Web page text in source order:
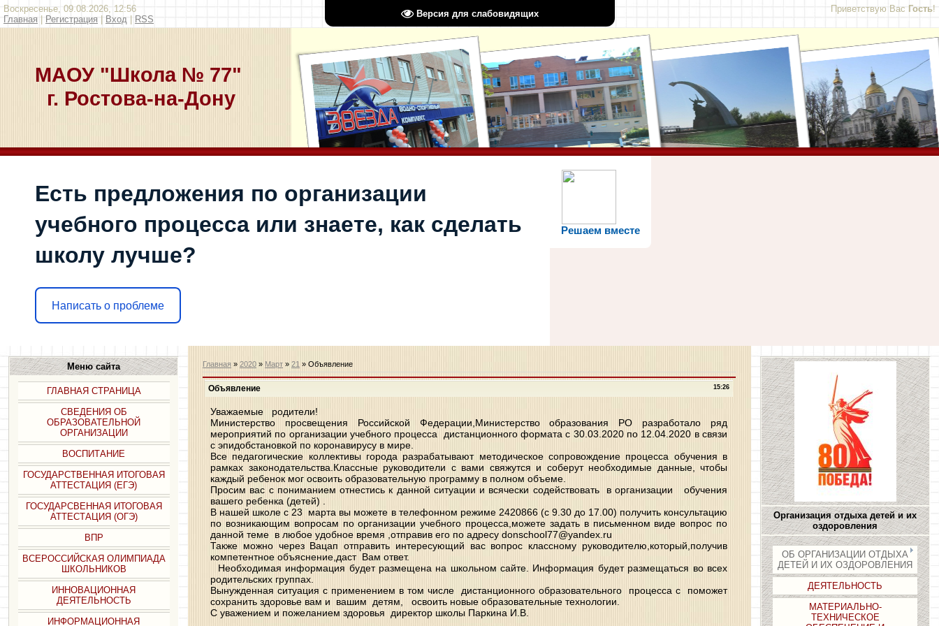
Версия для слабовидящих Приветствую Вас Гость!
Воскресенье, 09.08.2026, 12:56
Главная
Регистрация Вход RSS
МАОУ "Школа № 77"
г. Ростова-на-Дону
Решаем вместе
Есть предложения по организации
учебного процесса или знаете, как сделать
школу лучше?
Написать о проблеме
Меню сайта
ГЛАВНАЯ СТРАНИЦА
СВЕДЕНИЯ ОБ
ОБРАЗОВАТЕЛЬНОЙ
ОРГАНИЗАЦИИ
ВОСПИТАНИЕ
ГОСУДАРСТВЕННАЯ ИТОГОВАЯ
АТТЕСТАЦИЯ (ЕГЭ)
ГОСУДАРСВЕННАЯ ИТОГОВАЯ
АТТЕСТАЦИЯ (ОГЭ)
ВПР
ВСЕРОССИЙСКАЯ ОЛИМПИАДА
ШКОЛЬНИКОВ
ИННОВАЦИОННАЯ
ДЕЯТЕЛЬНОСТЬ
ИНФОРМАЦИОННАЯ
Организация отдыха детей и их
оздоровления
ОБ ОРГАНИЗАЦИИ ОТДЫХА
ДЕТЕЙ И ИХ ОЗДОРОВЛЕНИЯ
ДЕЯТЕЛЬНОСТЬ
МАТЕРИАЛЬНО-
ТЕХНИЧЕСКОЕ
Главная »2020 » Март » 21 » Объявление
15:26
Объявление
Уважаемые родители!
Министерство просвещения Российской Федерации,Министерство образования РО разработало ряд
мероприятий по организации учебного процесса дистанционного формата с 30.03.2020 по 12.04.2020 в связи
с эпидобстановкой по коронавирусу в мире.
Все педагогические коллективы города разрабатывают методическое сопровождение процесса обучения в
рамках законодательства.Классные руководители с вами свяжутся и соберут необходимые данные, чтобы
каждый ребенок мог освоить образовательную программу в полном объеме.
Просим вас с пониманием отнестись к данной ситуации и всячески содействовать в организации обучения
вашего ребенка (детей) .
В нашей школе с 23 марта вы можете в телефонном режиме 2420866 (с 9.30 до 17.00) получить консультацию
по возникающим вопросам по организации учебного процесса,можете задать в письменном виде вопрос по
данной теме в любое удобное время ,отправив его по адресу donschool77@yandex.ru
Также можно через Вацап отправить интересующий вас вопрос классному руководителю,который,получив
компетентное объяснение,даст Вам ответ.
Необходимая информация будет размещена на школьном сайте. Информация будет размещаться во всех
родительских группах.
Вынужденная ситуация с применением в том числе дистанционного образовательного процесса с поможет
сохранить здоровье вам и вашим детям, освоить новые образовательные технологии.
С уважением и пожеланием здоровья директор школы Паркина И.В.